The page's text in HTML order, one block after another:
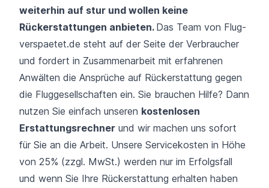
weiterhin auf stur und wollen keine
Rückerstattungen anbieten. Das Team von Flug-
verspaetet.de steht auf der Seite der Verbraucher
und fordert in Zusammenarbeit mit erfahrenen
Anwälten die Ansprüche auf Rückerstattung gegen
die Fluggesellschaften ein. Sie brauchen Hilfe? Dann
nutzen Sie einfach unseren kostenlosen
Erstattungsrechner und wir machen uns sofort
für Sie an die Arbeit. Unsere Servicekosten in Höhe
von 25% (zzgl. MwSt.) werden nur im Erfolgsfall
und wenn Sie Ihre Rückerstattung erhalten haben